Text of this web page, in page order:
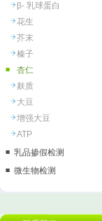
β- 乳球蛋白
花生
芥末
榛子
杏仁
麸质
大豆
增强大豆
ATP
乳品掺假检测
微生物检测